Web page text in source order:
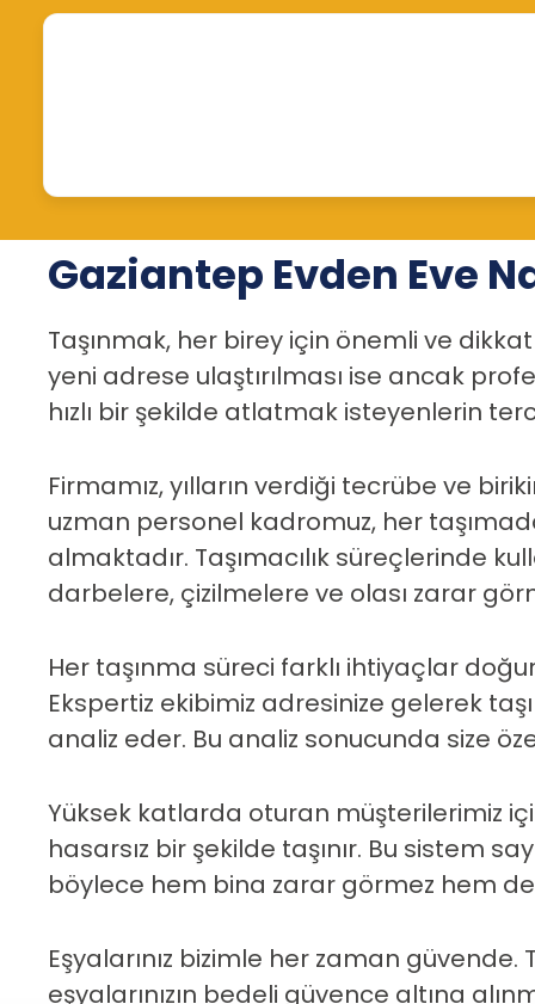
Gaziantep Evden Eve
Taşınmak, her birey için önemli ve
yeni adrese ulaştırılması ise ancak
hızlı bir şekilde atlatmak isteyenlerin
Firmamız, yılların verdiği tecrübe ve
uzman personel kadromuz, her
almaktadır. Taşımacılık süreçlerinde
darbelere, çizilmelere ve olası zarar
Her taşınma süreci farklı ihtiyaçlar
Ekspertiz ekibimiz adresinize gelerek
analiz eder. Bu analiz sonucunda size
Yüksek katlarda oturan müşterilerimiz
hasarsız bir şekilde taşınır. Bu sistem
böylece hem bina zarar görmez hem de
Eşyalarınız bizimle her zaman
eşyalarınızın bedeli güvence altına